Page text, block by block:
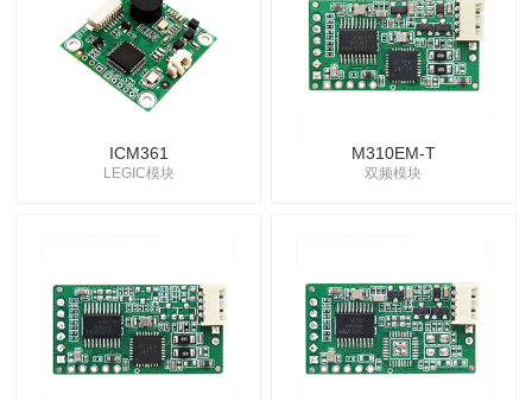
ICM361
LEGIC模块
M310EM-T
双频模块